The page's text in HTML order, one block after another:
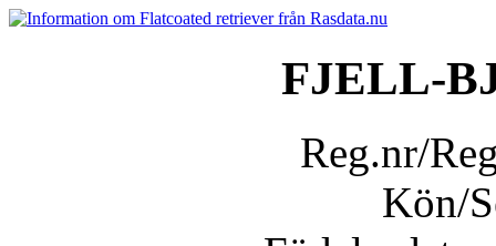
FJELL-
Reg.nr/
Kön/